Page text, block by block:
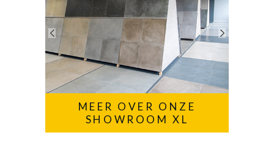
MEER OVER ONZE
SHOWROOM XL